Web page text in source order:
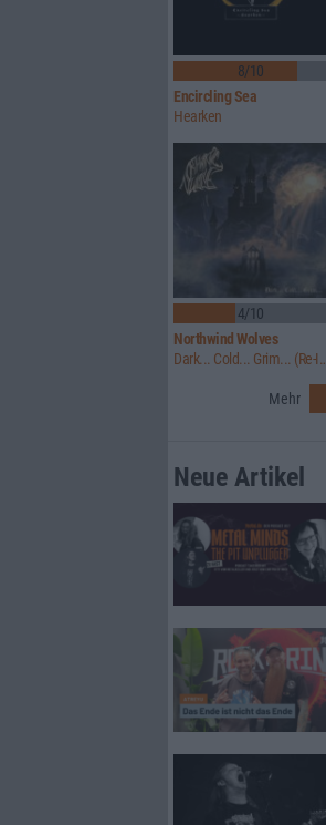
8/10
Encircling Sea
Hearken
4/10
Northwind Wolves
Dark... Cold... Grim... (Re-Issue)
Mehr
Neue Artikel